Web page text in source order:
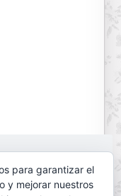
para garantizar el
y mejorar nuestros